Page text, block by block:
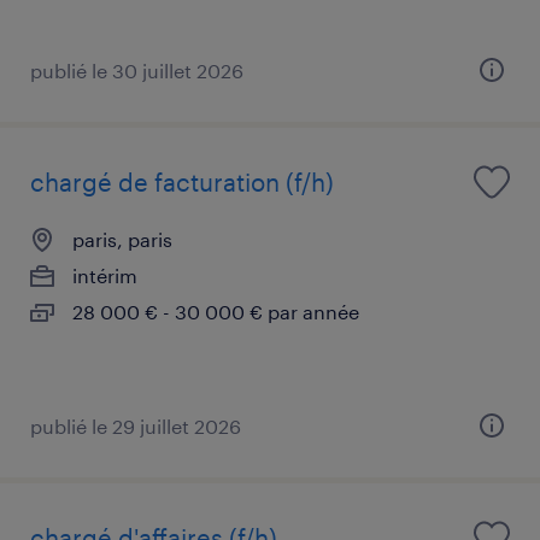
publié le 30 juillet 2026
chargé de facturation (f/h)
paris, paris
intérim
28 000 € - 30 000 € par année
publié le 29 juillet 2026